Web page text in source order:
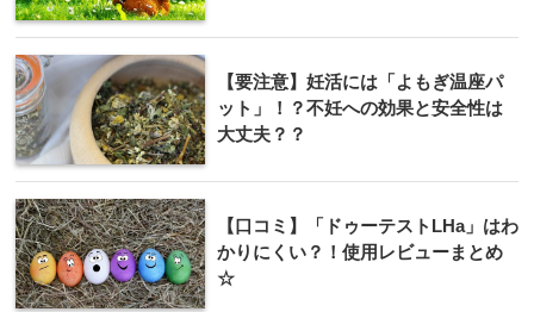
【要注意】妊活には「よもぎ温座パ
ット」！？不妊への効果と安全性は
大丈夫？？
【口コミ】「ドゥーテストLHa」はわ
かりにくい？！使用レビューまとめ
☆